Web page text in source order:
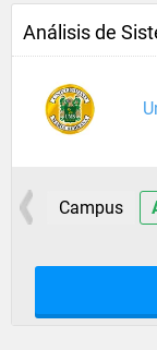
Análisis de
Campus